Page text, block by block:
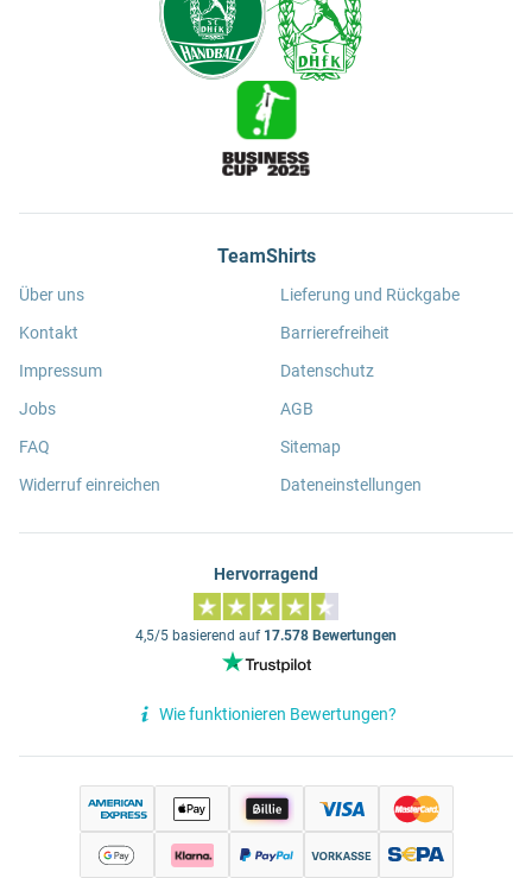
TeamShirts
Über uns
Kontakt
Impressum
Jobs
FAQ
Widerruf einreichen
Lieferung und Rückgabe
Barrierefreiheit
Datenschutz
AGB
Sitemap
Dateneinstellungen
Hervorragend
4,5/5 basierend auf 17.578 Bewertungen
Wie funktionieren Bewertungen?